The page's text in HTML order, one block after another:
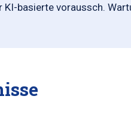
KI-basierte voraussch.